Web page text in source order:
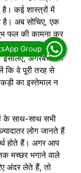
है। कई शास्त्रों में
है। अब सोचिए, एक
फल की कामना कर
गैस के ज़रिए
इसलिए, अगरबत्ती का
कि वे पूरी तरह से
का इस्तेमाल न
के साथ-साथ सभी
लोग जानते हैं
होते हैं। अगर आप
मच्छर भगाने वाले
अंदर लेते हैं, तो